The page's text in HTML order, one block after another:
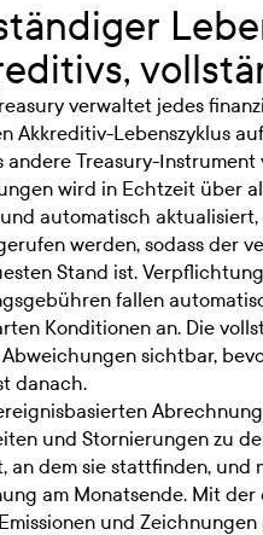
verwaltet jedes
Akkreditiv-Lebenszyklus
andere Treasury-
wird in Echtzeit über
automatisch
werden, sodass der
Stand ist.
fallen
Konditionen an. Die
sichtbar,
danach.
und Stornierungen zu
an dem sie stattfinden, und
am Monatsende. Mit
und